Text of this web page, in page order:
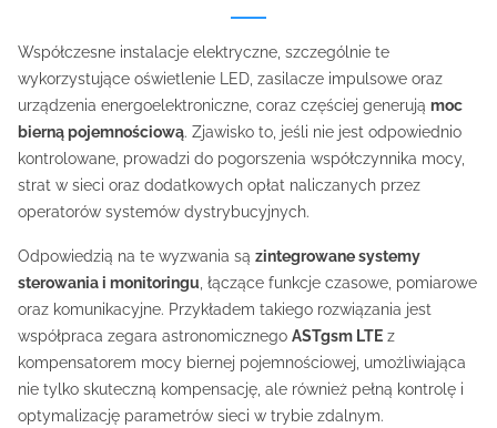
Współczesne instalacje elektryczne, szczególnie te
wykorzystujące oświetlenie LED, zasilacze impulsowe oraz
urządzenia energoelektroniczne, coraz częściej generują moc
bierną pojemnościową. Zjawisko to, jeśli nie jest odpowiednio
kontrolowane, prowadzi do pogorszenia współczynnika mocy,
strat w sieci oraz dodatkowych opłat naliczanych przez
operatorów systemów dystrybucyjnych.
Odpowiedzią na te wyzwania są zintegrowane systemy
sterowania i monitoringu , łączące funkcje czasowe, pomiarowe
oraz komunikacyjne. Przykładem takiego rozwiązania jest
współpraca zegara astronomicznego ASTgsm LTE z
kompensatorem mocy biernej pojemnościowej, umożliwiająca
nie tylko skuteczną kompensację, ale również pełną kontrolę i
optymalizację parametrów sieci w trybie zdalnym.